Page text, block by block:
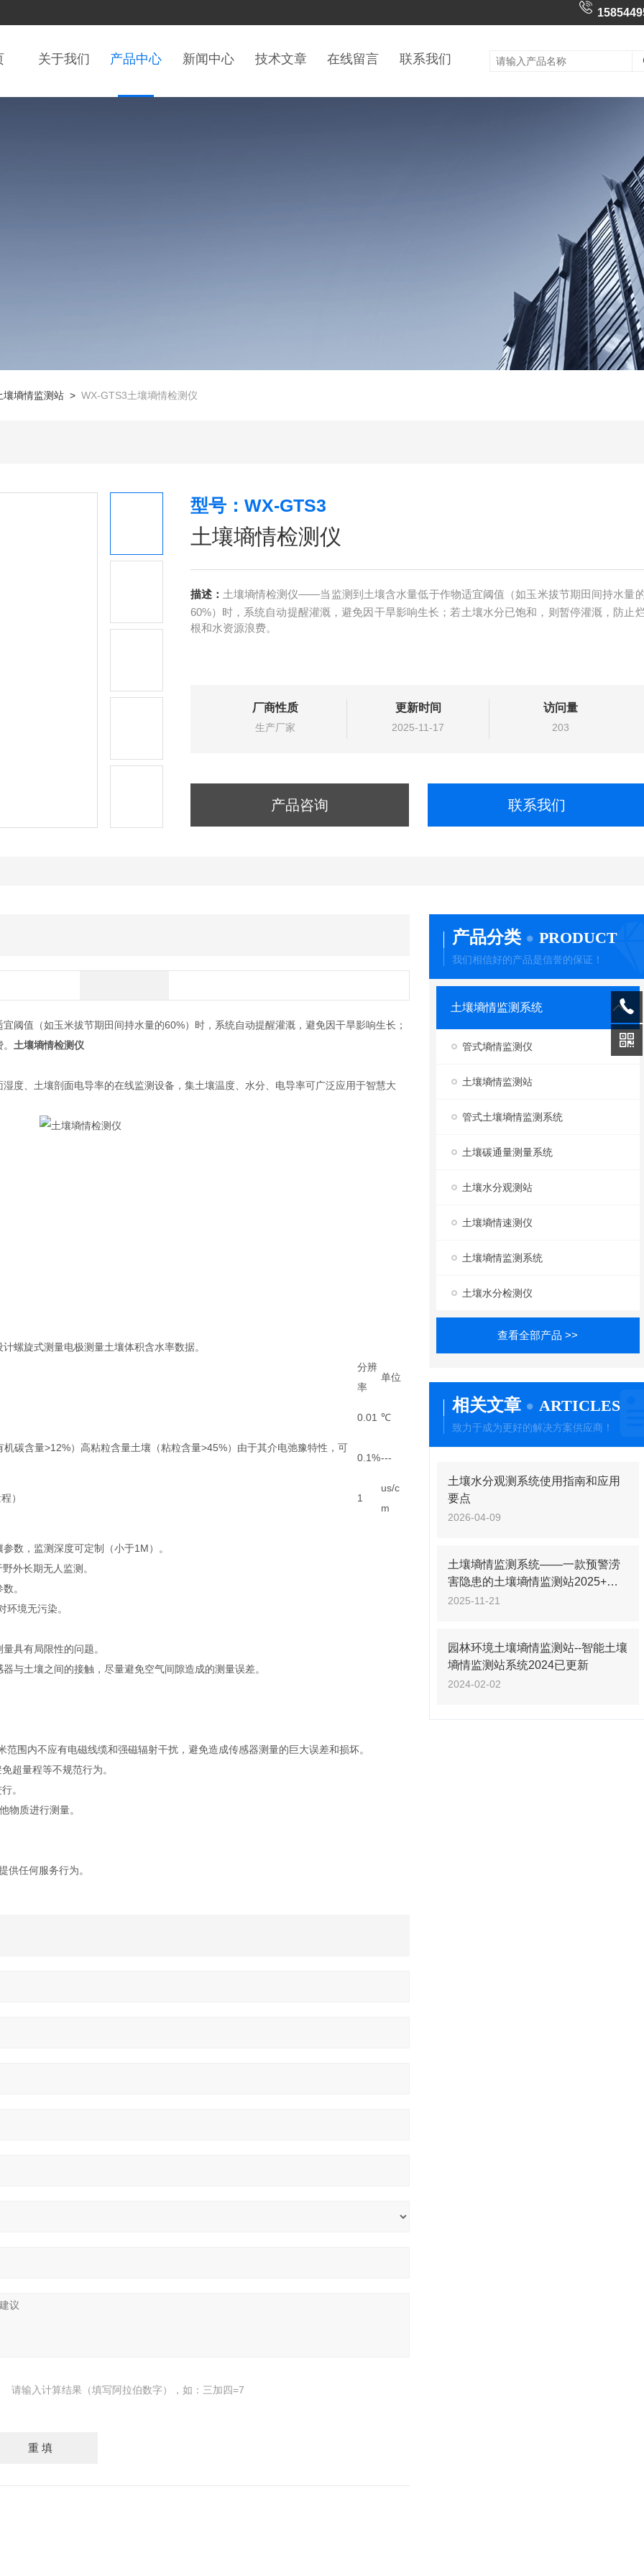
关于我们 产品中心 新闻中心 技术文章 在线留言 联系我们
壤墒情监测站> WX-GTS3土壤墒情检测仪
型号：WX-GTS3
土壤墒情检测仪
描述： 土壤墒情检测仪——当监测到土壤含水量低于作物适宜阈值（如玉米拔节期田间持水量
60%）时，系统自动提醒灌溉，避免因干旱影响生长；若土壤水分已饱和，则暂停灌溉，防止
根和水资源浪费。
厂商性质
生产厂家
更新时间
2025-11-17
访问量
203
产品咨询 联系我们
阈值（如玉米拔节期田间持水量的60%）时，系统自动提醒灌溉，避免因干旱影响生长；
土壤墒情检测仪
、土壤剖面电导率的在线监测设备，集土壤温度、水分、电导率可广泛应用于智慧大
旋式测量电极测量土壤体积含水率数据。
分辨
率
单位
0.01 ℃
碳含量>12%）高粘粒含量土壤（粘粒含量>45%）由于其介电弛豫特性，可
0.1%---
） 1
us/c
m
，监测深度可定制（小于1M）。
长期无人监测。
。
境无污染。
有局限性的问题。
土壤之间的接触，尽量避免空气间隙造成的测量误差。
内不应有电磁线缆和强磁辐射干扰，避免造成传感器测量的巨大误差和损坏。
量程等不规范行为。
。
质进行测量。
任何服务行为。
请输入计算结果（填写阿拉伯数字），如：三加四=7
产品分类 PRODUCT
我们相信好的产品是信誉的保证！
土壤墒情监测系统
管式墒情监测仪
土壤墒情监测站
管式土壤墒情监测系统
土壤碳通量测量系统
土壤水分观测站
土壤墒情速测仪
土壤墒情监测系统
土壤水分检测仪
查看全部产品 >>
相关文章 ARTICLES
致力于成为更好的解决方案供应商！
土壤水分观测系统使用指南和应用
要点
2026-04-09
土壤墒情监测系统——一款预警涝
害隐患的土壤墒情监测站2025+派
+送
2025-11-21
园林环境土壤墒情监测站--智能土壤
墒情监测站系统2024已更新
2024-02-02